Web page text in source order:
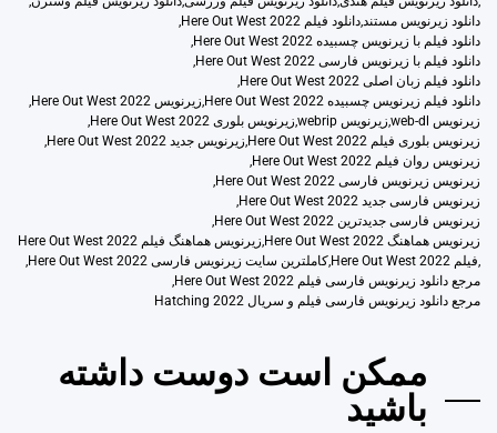
دانلود زیرنویس مستند,دانلود فیلم Here Out West 2022
,
دانلود فیلم با زیرنویس چسبیده Here Out West 2022
,
دانلود فیلم با زیرنویس فارسی Here Out West 2022
,
دانلود فیلم زبان اصلی Here Out West 2022
,
دانلود فیلم زیرنویس چسبیده Here Out West 2022
,زیرنویس Here Out West 2022
,
زیرنویس web-dl
,زیرنویس webrip ,زیرنویس بلوری Here Out West 2022
,
زیرنویس بلوری فیلم Here Out West 2022
,زیرنویس جدید Here Out West 2022
,
زیرنویس روان فیلم Here Out West 2022
,
زیرنویس زیرنویس فارسی Here Out West 2022
,
زیرنویس فارسی جدید Here Out West 2022
,
زیرنویس فارسی جدیدترین Here Out West 2022
,
زیرنویس هماهنگ Here Out West 2022
,زیرنویس هماهنگ فیلم Here Out West 2022
,فیلم Here Out West 2022 ,کاملترین سایت زیرنویس فارسی Here Out West 2022
,
مرجع دانلود زیرنویس فارسی فیلم Here Out West 2022
,
مرجع دانلود زیرنویس فارسی فیلم و سریال Hatching 2022
ممکن است دوست داشته
باشید